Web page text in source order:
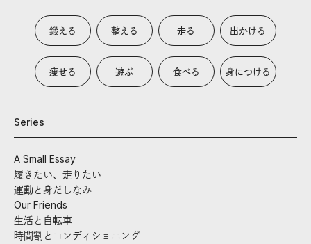
鍛える 整える 走る 出かける
痩せる 遊ぶ 食べる 身につける
Series
A Small Essay
履きたい、走りたい
運動と身だしなみ
Our Friends
生活と自転車
時間割とコンディショニング